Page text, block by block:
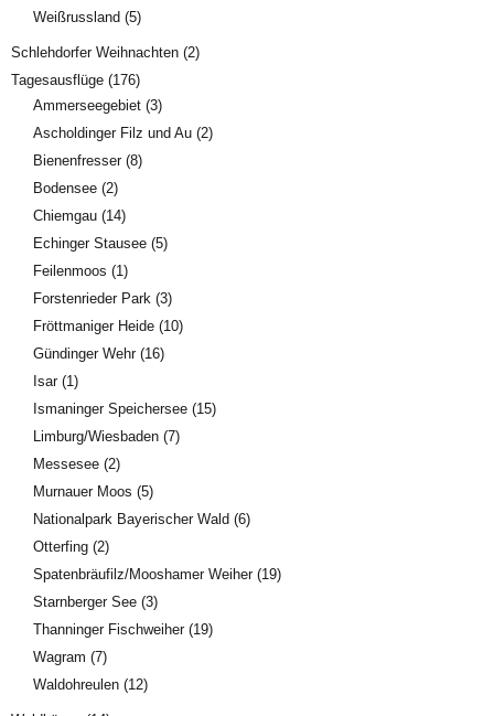
Weißrussland (5)
Schlehdorfer Weihnachten (2)
Tagesausflüge (176)
Ammerseegebiet (3)
Ascholdinger Filz und Au (2)
Bienenfresser(8)
Bodensee (2)
Chiemgau (14)
Echinger Stausee (5)
Feilenmoos (1)
Forstenrieder Park (3)
Fröttmaniger Heide (10)
Gündinger Wehr(16)
Isar(1)
Ismaninger Speichersee (15)
Limburg/Wiesbaden (7)
Messesee (2)
Murnauer Moos (5)
Nationalpark Bayerischer Wald (6)
Otterfing (2)
Spatenbräufilz/Mooshamer Weiher(19)
Starnberger See (3)
Thanninger Fischweiher(19)
Wagram (7)
Waldohreulen (12)